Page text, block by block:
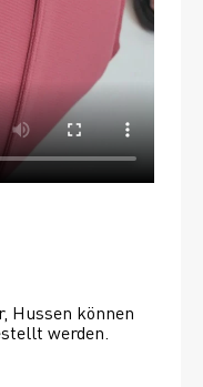
Hussen können
werden.